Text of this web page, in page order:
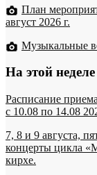
План
август 2026 г.
Музыкальные
На этой
Расписание
c 10.08 по 14.08
7, 8 и 9 августа,
концерты цикла
кирхе.